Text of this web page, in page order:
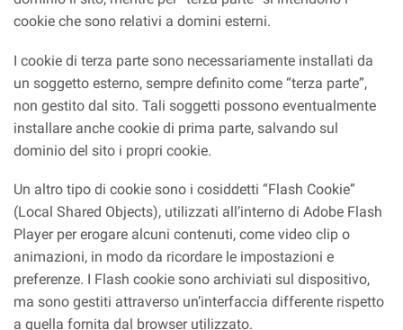
cookie che sono relativi a domini esterni.
I cookie di terza parte sono necessariamente installati da
un soggetto esterno, sempre definito come “terza parte”,
non gestito dal sito. Tali soggetti possono eventualmente
installare anche cookie di prima parte, salvando sul
dominio del sito i propri cookie.
Un altro tipo di cookie sono i cosiddetti “Flash Cookie”
(Local Shared Objects), utilizzati all’interno di Adobe Flash
Player per erogare alcuni contenuti, come video clip o
animazioni, in modo da ricordare le impostazioni e
preferenze. I Flash cookie sono archiviati sul dispositivo,
ma sono gestiti attraverso un’interfaccia differente rispetto
a quella fornita dal browser utilizzato.